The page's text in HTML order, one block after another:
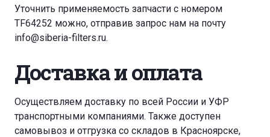
Уточнить применяемость запчасти с номером
TF64252 можно, отправив запрос нам на почту
info@siberia-filters.ru.
Доставка и оплата
Осуществляем доставку по всей России и УФР
транспортными компаниями. Также доступен
самовывоз и отгрузка со складов в Красноярске,